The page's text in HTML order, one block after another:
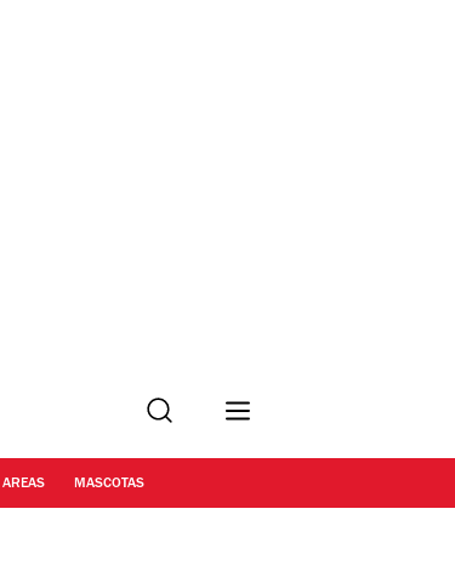
Buscar
MASCOTAS